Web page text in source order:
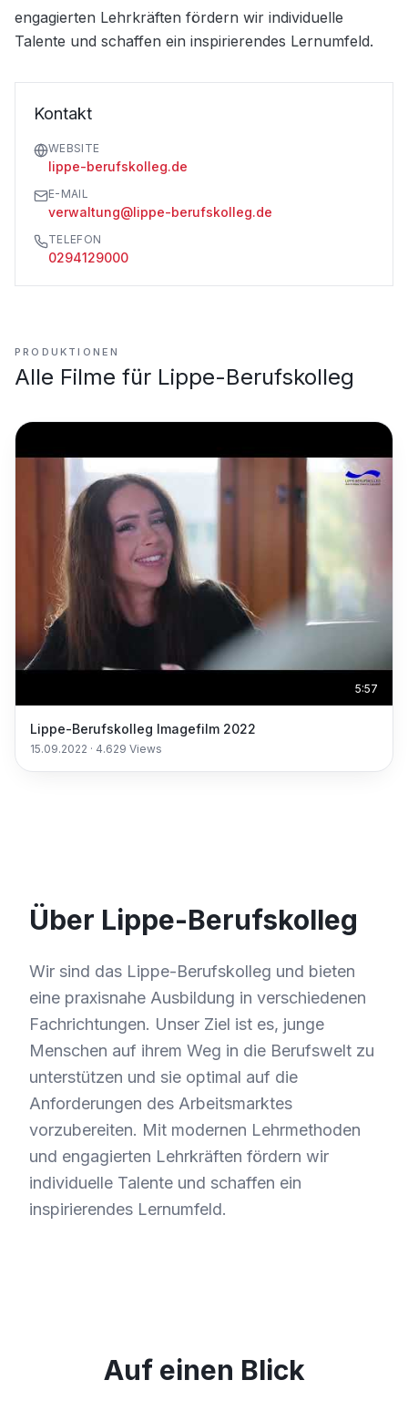
engagierten Lehrkräften fördern wir individuelle
Talente und schaffen ein inspirierendes Lernumfeld.
Kontakt
WEBSITE
lippe-berufskolleg.de
E-MAIL
verwaltung@lippe-berufskolleg.de
TELEFON
0294129000
PRODUKTIONEN
Alle Filme für Lippe-Berufskolleg
5:57
Lippe-Berufskolleg Imagefilm 2022
15.09.2022 · 4.629 Views
Über Lippe-Berufskolleg
Wir sind das Lippe-Berufskolleg und bieten
eine praxisnahe Ausbildung in verschiedenen
Fachrichtungen. Unser Ziel ist es, junge
Menschen auf ihrem Weg in die Berufswelt zu
unterstützen und sie optimal auf die
Anforderungen des Arbeitsmarktes
vorzubereiten. Mit modernen Lehrmethoden
und engagierten Lehrkräften fördern wir
individuelle Talente und schaffen ein
inspirierendes Lernumfeld.
Auf einen Blick